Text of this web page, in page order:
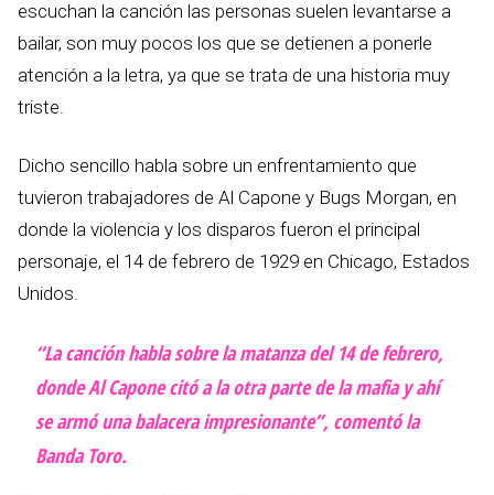
escuchan la canción las personas suelen levantarse a
bailar, son muy pocos los que se detienen a ponerle
atención a la letra, ya que se trata de una historia muy
triste.
Dicho sencillo habla sobre un enfrentamiento que
tuvieron trabajadores de Al Capone y Bugs Morgan, en
donde la violencia y los disparos fueron el principal
personaje, el 14 de febrero de 1929 en Chicago, Estados
Unidos.
“La canción habla sobre la matanza del 14 de febrero,
donde Al Capone citó a la otra parte de la mafia y ahí
se armó una balacera impresionante”, comentó la
Banda Toro.